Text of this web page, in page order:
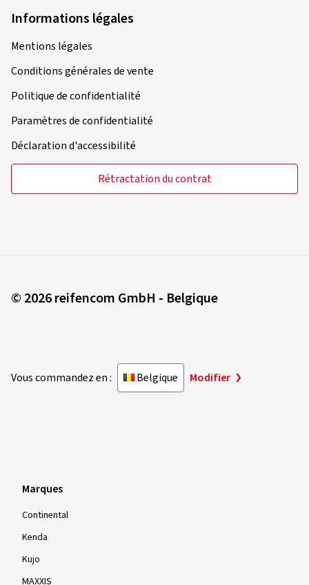
Informations légales
Mentions légales
Conditions générales de vente
Politique de confidentialité
Paramètres de confidentialité
Déclaration d'accessibilité
Rétractation du contrat
© 2026 reifencom GmbH - Belgique
Vous commandez en : Belgique Modifier
Marques
Continental
Kenda
Kujo
MAXXIS